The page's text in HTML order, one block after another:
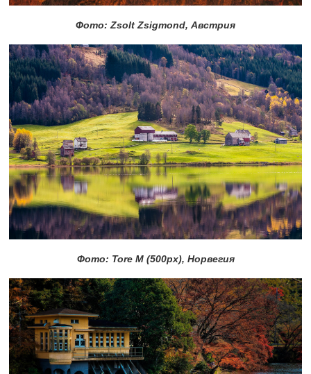
Фото: Zsolt Zsigmond, Австрия
Фото: Tore M (500px), Норвегия